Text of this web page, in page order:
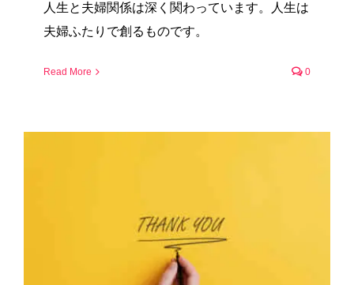
人生と夫婦関係は深く関わっています。人生は
夫婦ふたりで創るものです。
Read More 0